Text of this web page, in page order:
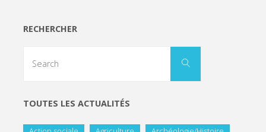
RECHERCHER
TOUTES LES ACTUALITÉS